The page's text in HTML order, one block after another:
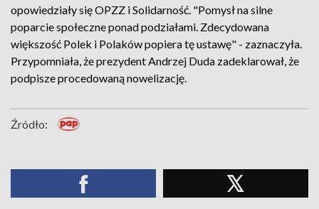
opowiedziały się OPZZ i Solidarność. "Pomysł na silne
poparcie społeczne ponad podziałami. Zdecydowana
większość Polek i Polaków popiera tę ustawę" - zaznaczyła.
Przypomniała, że prezydent Andrzej Duda zadeklarował, że
podpisze procedowaną nowelizację.
Źródło: